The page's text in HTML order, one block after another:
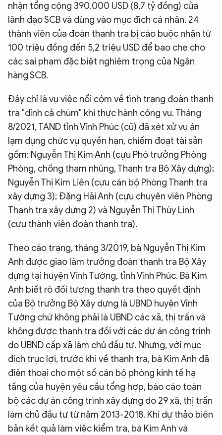
nhận tổng cộng 390.000 USD (8,7 tỷ đồng) của
lãnh đạo SCB và dùng vào mục đích cá nhân. 24
thành viên của đoàn thanh tra bị cáo buộc nhận từ
100 triệu đồng đến 5,2 triệu USD để bao che cho
các sai phạm đặc biệt nghiêm trọng của Ngân
hàng SCB.
Đây chỉ là vụ việc nổi cộm về tình trạng đoàn thanh
tra "dính cả chùm" khi thực hành công vụ. Tháng
8/2021, TAND tỉnh Vĩnh Phúc (cũ) đã xét xử vụ án
lạm dụng chức vụ quyền hạn, chiếm đoạt tài sản
gồm: Nguyễn Thị Kim Anh (cựu Phó trưởng Phòng
Phòng, chống tham nhũng, Thanh tra Bộ Xây dựng);
Nguyễn Thị Kim Liên (cựu cán bộ Phòng Thanh tra
xây dựng 3); Đặng Hải Anh (cựu chuyên viên Phòng
Thanh tra xây dựng 2) và Nguyễn Thị Thùy Linh
(cựu thành viên đoàn thanh tra).
Theo cáo trạng, tháng 3/2019, bà Nguyễn Thị Kim
Anh được giao làm trưởng đoàn thanh tra Bộ Xây
dựng tại huyện Vĩnh Tường, tỉnh Vĩnh Phúc. Bà Kim
Anh biết rõ đối tượng thanh tra theo quyết định
của Bộ trưởng Bộ Xây dựng là UBND huyện Vĩnh
Tường chứ không phải là UBND các xã, thị trấn và
không được thanh tra đối với các dự án công trình
do UBND cấp xã làm chủ đầu tư. Nhưng, với mục
đích trục lợi, trước khi về thanh tra, bà Kim Anh đã
điện thoại cho một số cán bộ phòng kinh tế hạ
tầng của huyện yêu cầu tổng hợp, báo cáo toàn
bộ các dự án công trình xây dựng do 29 xã, thị trấn
làm chủ đầu tư từ năm 2013-2018. Khi dự thảo biên
bản kết quả làm việc kiểm tra, bà Kim Anh và